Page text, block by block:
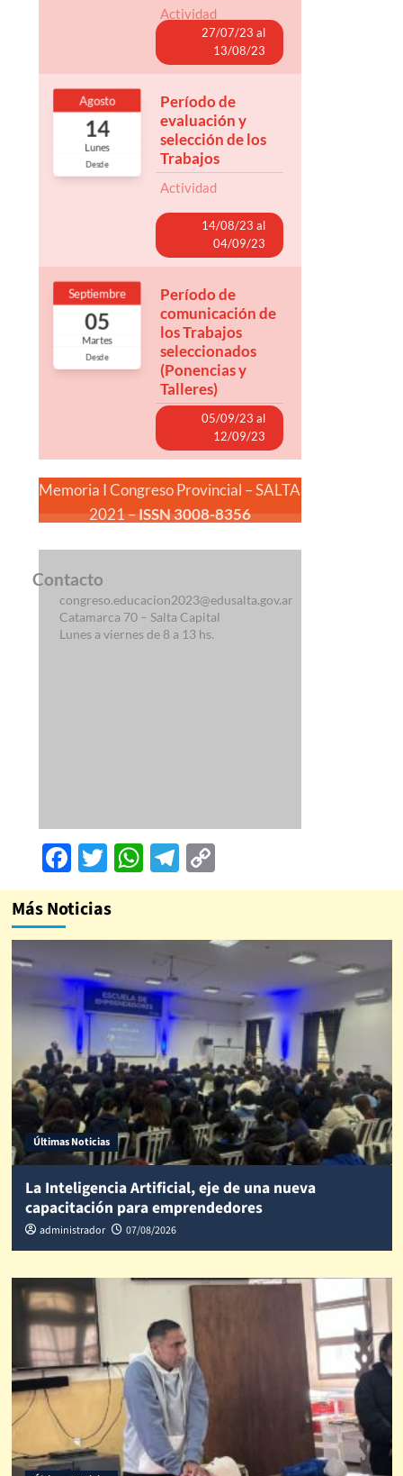
27/07/23 al
13/08/23
Agosto
14
Lunes
Desde
Período de
evaluación y
selección de los
Trabajos
14/08/23 al
04/09/23
Septiembre
05
Martes
Desde
Período de
comunicación de
los Trabajos
seleccionados
(Ponencias y
Talleres)
05/09/23 al
12/09/23
Memoria I Congreso Provincial – SALTA
2021 –ISSN 3008-8356
Contacto
congreso.educacion2023@edusalta.gov.ar
Catamarca 70 – Salta Capital
Lunes a viernes de 8 a 13 hs.
Facebook
Twitter
WhatsApp
Telegram
Copy
Link
Más Noticias
Últimas Noticias
La Inteligencia Artificial, eje de una nueva
capacitación para emprendedores
administrador 07/08/2026